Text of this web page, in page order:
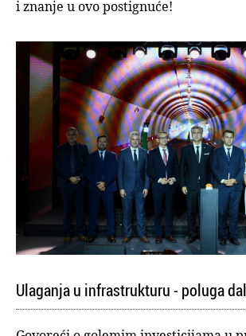
i znanje u ovo postignuće!
Ulaganja u infrastrukturu - poluga